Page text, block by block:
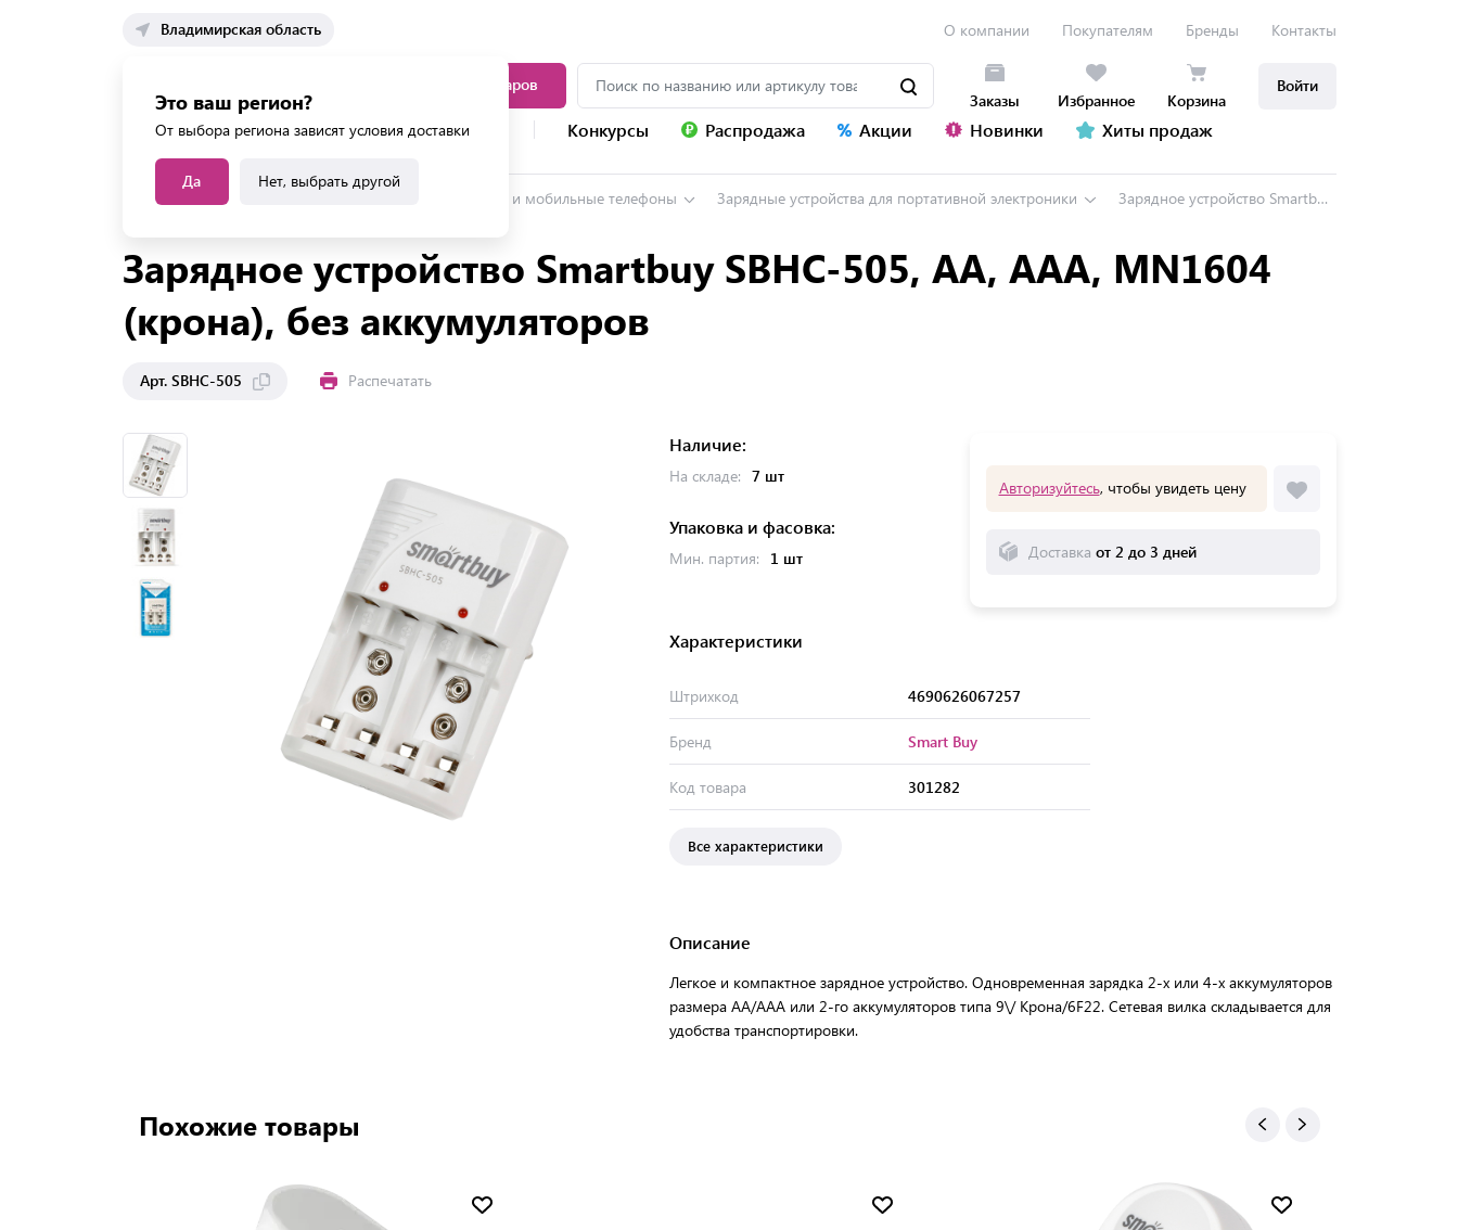
Владимирская область
Это ваш регион?
От выбора региона зависят условия доставки
Да Нет, выбрать другой
О компании Покупателям Бренды Контакты
Каталог товаров
Заказы Избранное Корзина
Войти
Каталог услуг Конкурсы Распродажа Акции Новинки Хиты продаж
Главная Каталог Смартфоны и мобильные телефоны Зарядные устройства для портативной электроники Зарядное устройство Smartbuy SBHC-505, AA, AAA, MN1604 (крона), без аккумуляторов
Зарядное устройство Smartbuy SBHC-505, AA, AAA, MN1604
(крона), без аккумуляторов
Арт. SBHC-505 Распечатать
Наличие:
На складе: 7 шт
Упаковка и фасовка:
Мин. партия: 1 шт
Авторизуйтесь, чтобы увидеть цену
Доставка от 2 до 3 дней
Характеристики
Штрихкод 4690626067257
Бренд Smart Buy
Код товара 301282
Все характеристики
Описание
Легкое и компактное зарядное устройство. Одновременная зарядка 2-х или 4-х аккумуляторов
размера АА/ААА или 2-го аккумуляторов типа 9\/ Крона/6F22. Сетевая вилка складывается для
удобства транспортировки.
Похожие товары